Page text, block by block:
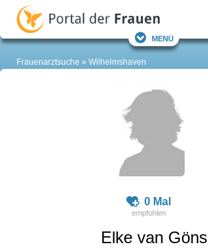
Menü
Frauenarztsuche Wilhelmshaven
0 Mal
Elke van Göns